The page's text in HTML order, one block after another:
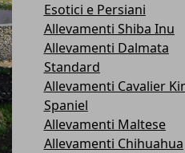
Esotici e Persiani
Allevamenti Shiba Inu
Allevamenti Dalmata
Standard
Allevamenti Cavalier
Spaniel
Allevamenti Maltese
Allevamenti Chihuahua